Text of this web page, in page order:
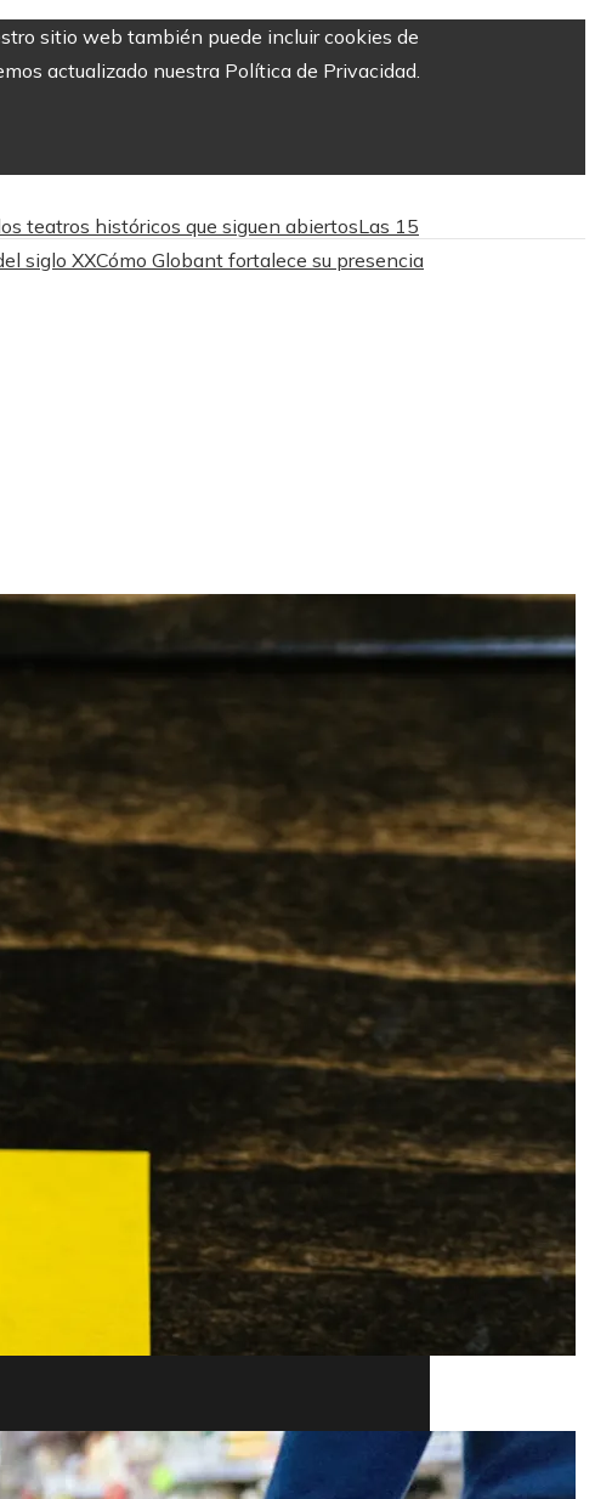
sitio web también puede incluir cookies de
actualizado nuestra Política de Privacidad.
teatros históricos que siguen abiertosLas 15
siglo XXCómo Globant fortalece su presencia